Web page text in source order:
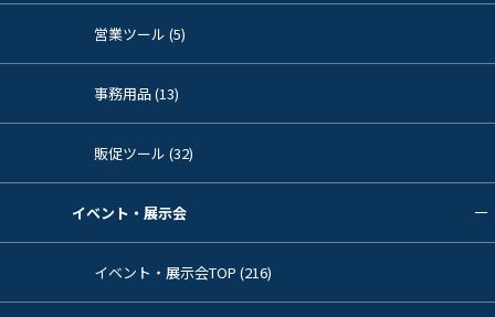
営業ツール (5)
事務用品 (13)
販促ツール (32)
イベント・展示会
イベント・展示会TOP (216)